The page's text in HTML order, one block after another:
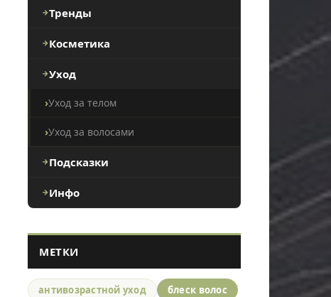
Тренды
Косметика
Уход
Уход за телом
Уход за волосами
Подсказки
Инфо
МЕТКИ
антивозрастной уход
блеск волос